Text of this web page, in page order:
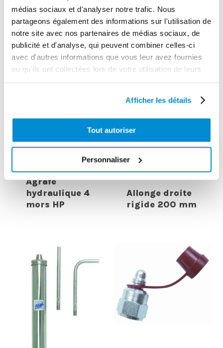
médias sociaux et d'analyser notre trafic. Nous
partageons également des informations sur l'utilisation de
notre site avec nos partenaires de médias sociaux, de
publicité et d'analyse, qui peuvent combiner celles-ci
avec d'autres informations que vous leur avez fournies
ou qu'ils ont collectées lors de votre utilisation de leurs
Afficher les détails
Tout autoriser
Personnaliser
CES PRODUITS PEUVENT VOUS
INTERESSER
Agrafe
hydraulique 4
mors HP
Allonge droite
rigide 200 mm